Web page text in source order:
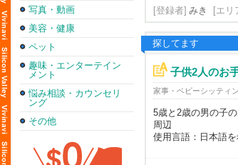
写真・動画
美容・健康
ペット
趣味・エンターテイン
メント
悩み相談・カウンセリ
ング
その他
[登録者] みき [エリ
探してます
子供2人のお
家事・ベビーシッティ
5歳と2歳の男の子
周辺
使用言語：日本語を